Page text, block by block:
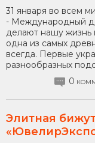
31 января во всем
- Международный
делают нашу жизнь
одна из самых
всегда. Первые
разнообразных
0
Элитная